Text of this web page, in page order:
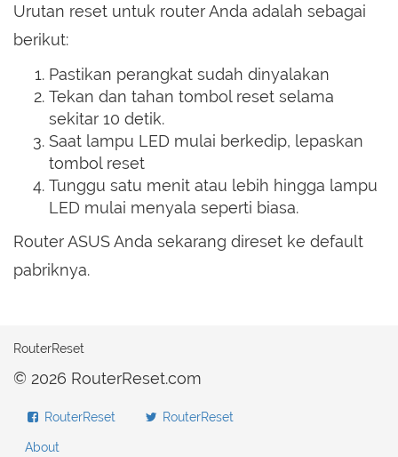
Urutan reset untuk router Anda adalah sebagai
berikut:
Pastikan perangkat sudah dinyalakan
Tekan dan tahan tombol reset selama
sekitar 10 detik.
Saat lampu LED mulai berkedip, lepaskan
tombol reset
Tunggu satu menit atau lebih hingga lampu
LED mulai menyala seperti biasa.
Router ASUS Anda sekarang direset ke default
pabriknya.
RouterReset
© 2026 RouterReset.com
RouterReset RouterReset
About